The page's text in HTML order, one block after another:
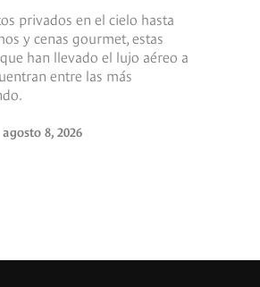
privados en el cielo hasta
y cenas gourmet, estas
han llevado el lujo aéreo a
entre las más
agosto 8, 2026